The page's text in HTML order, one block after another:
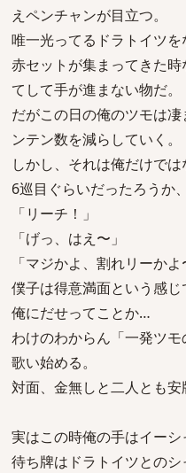
えペンチャンが目立つ。
唯一光ってるドラトイツ
赤セットが集まってきた
てして手が進まない物だ。
だがこの日の俺のツモは
ンテン数を減らしていく。
しかし、それは俺だけでは
6巡目ぐらいだったろうか
「リーチ！」
「げっ、はえ〜」
「マジかよ、割れリーかよ
僕子は得意満面という感じ
俺にだせってことか…
わけのわからん「一発ツ
歌い始める。
対面、金無しと二人とも安
実はこの時俺の手はイーシ
待ち牌はドラトイツとのシ